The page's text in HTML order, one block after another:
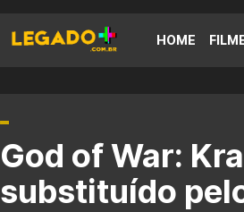
HOME
God of War:
substituído